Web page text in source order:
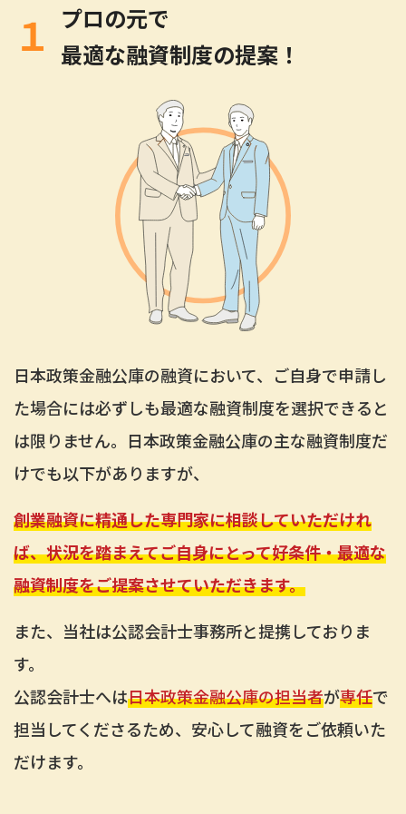
１ プロの元で
最適な融資制度の提案！
日本政策金融公庫の融資において、ご自身で申請し
た場合には必ずしも最適な融資制度を選択できると
は限りません。日本政策金融公庫の主な融資制度だ
けでも以下がありますが、
創業融資に精通した専門家に相談していただけれ
ば、状況を踏まえてご自身にとって好条件・最適な
融資制度をご提案させていただきます。
また、当社は公認会計士事務所と提携しておりま
す。
公認会計士へは日本政策金融公庫の担当者が専任で
担当してくださるため、安心して融資をご依頼いた
だけます。